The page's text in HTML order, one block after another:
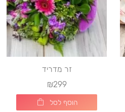
זר מדריד
₪299
הוסף לסל